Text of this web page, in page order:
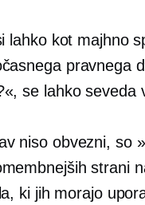
lahko kot majhno
pravnega
se lahko seveda
niso obvezni, so
strani
ki jih morajo